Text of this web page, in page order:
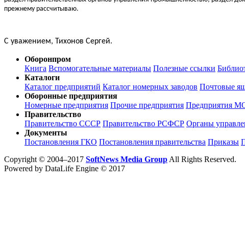
прежнему рассчитываю.
С уважением, Тихонов Сергей.
Оборонпром
Книга Вспомогательные материалы Полезные ссылки
Каталоги
Каталог предприятий Каталог номерных заводов Почтовые
Оборонные предприятия
Номерные предприятия Прочие предприятия Предприятия
Правительство
Правительство СССР Правительство РСФСР Органы
Документы
Постановления ГКО Постановления правительства Приказы
Copyright © 2004–2017 SoftNews Media GroupAll Rights Reserved.
Powered by DataLife Engine © 2017